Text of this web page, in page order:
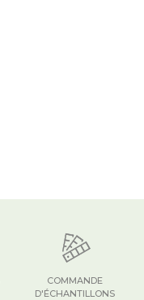
COMMANDE
D'ÉCHANTILLONS